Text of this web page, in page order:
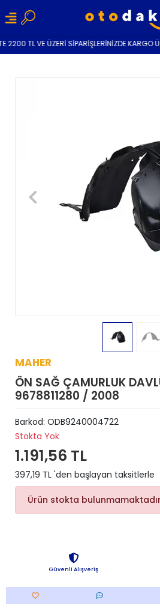
2200 TL VE ÜZERİ SİPARİŞLERİNİZDE KARGO
MAHER
ÖN SAĞ ÇAMURLUK
9678811280 / 2008
Barkod: ODB9240004722
Stokta Yok
1.191,56 TL
397,19 TL 'den başlayan taksitlerle
Ürün stokta
Güvenli Alışveriş